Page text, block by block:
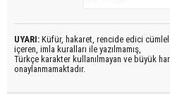
UYARI: Küfür, hakaret, rencide edici
içeren, imla kuralları ile yazılmamış,
Türkçe karakter kullanılmayan ve büyük
onaylanmamaktadır.